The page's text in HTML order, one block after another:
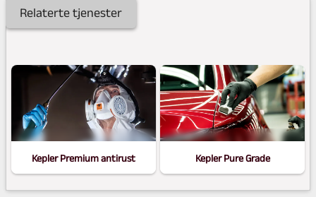
Relaterte tjenester
11.990,-
Kepler Premium antirust
fra kr. 15.990,-
Kepler Pure Grade